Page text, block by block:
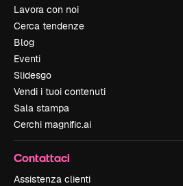
Lavora con noi
Cerca tendenze
Blog
Eventi
Slidesgo
Vendi i tuoi contenuti
Sala stampa
Cerchi magnific.ai
Contattaci
Assistenza clienti